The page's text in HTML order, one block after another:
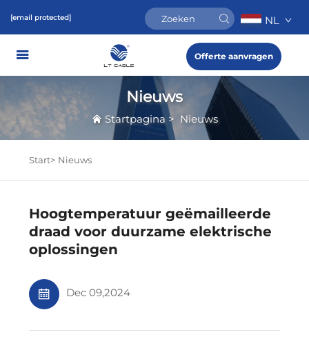
[email protected] NL
Offerte aanvragen
Nieuws
Startpagina > Nieuws
Start> Nieuws
Hoogtemperatuur geëmailleerde
draad voor duurzame elektrische
oplossingen
Dec 09,2024